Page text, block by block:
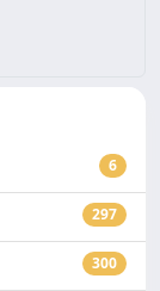
6
297
300